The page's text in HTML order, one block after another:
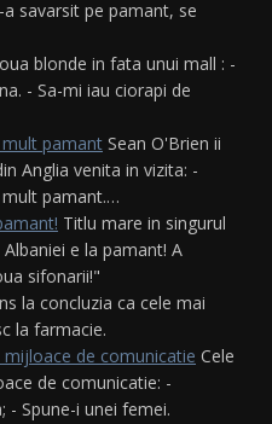
savarsit pe pamant, se
blonde in fata unui mall : -
- Sa-mi iau ciorapi de
pamant Sean O'Brien ii
Anglia venita in vizita: -
pamant.…
Titlu mare in singurul
e la pamant! A
sifonarii!"
la concluzia ca cele mai
la farmacie.
de comunicatie Cele
de comunicatie: -
- Spune-i unei femei.